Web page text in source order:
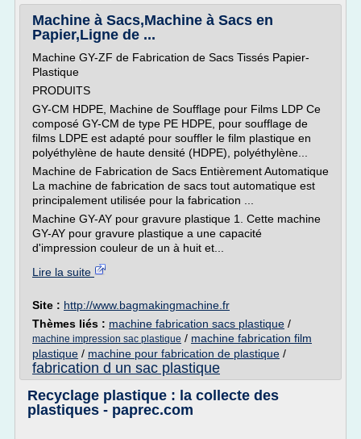
Machine à Sacs,Machine à Sacs en
Papier,Ligne de ...
Machine GY-ZF de Fabrication de Sacs Tissés Papier-
Plastique
PRODUITS
GY-CM HDPE, Machine de Soufflage pour Films LDP Ce
composé GY-CM de type PE HDPE, pour soufflage de
films LDPE est adapté pour souffler le film plastique en
polyéthylène de haute densité (HDPE), polyéthylène...
Machine de Fabrication de Sacs Entièrement Automatique
La machine de fabrication de sacs tout automatique est
principalement utilisée pour la fabrication ...
Machine GY-AY pour gravure plastique 1. Cette machine
GY-AY pour gravure plastique a une capacité
d'impression couleur de un à huit et...
Lire la suite
Site : http://www.bagmakingmachine.fr
Thèmes liés : machine fabrication sacs plastique /
machine impression sac plastique / machine fabrication film
plastique / machine pour fabrication de plastique /
fabrication d un sac plastique
Recyclage plastique : la collecte des
plastiques - paprec.com